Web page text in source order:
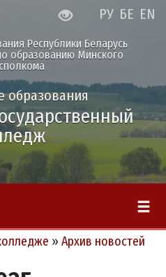
РУ БЕ EN
Республики Беларусь
образованию Минского
образования
» Архив новостей